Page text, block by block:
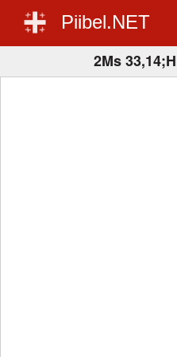
Piibel.NET
2Ms